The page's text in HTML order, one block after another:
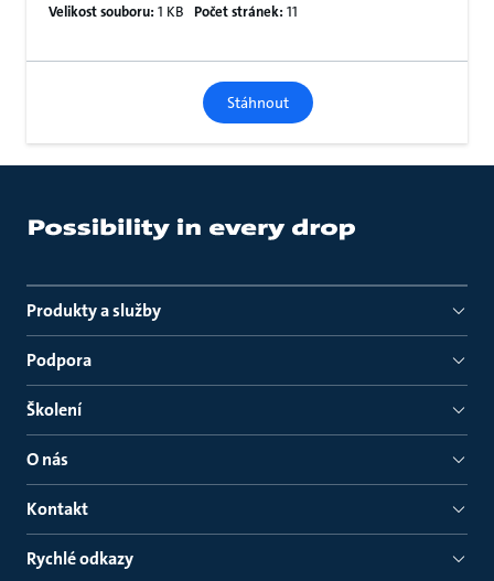
Velikost souboru: 1 KB Počet stránek: 11
Stáhnout
Produkty a služby
Podpora
Školení
O nás
Kontakt
Rychlé odkazy